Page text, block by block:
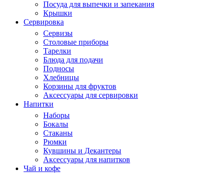
Посуда для выпечки и запекания
Крышки
Сервировка
Сервизы
Столовые приборы
Тарелки
Блюда для подачи
Подносы
Хлебницы
Корзины для фруктов
Аксессуары для сервировки
Напитки
Наборы
Бокалы
Стаканы
Рюмки
Кувшины и Декантеры
Аксессуары для напитков
Чай и кофе